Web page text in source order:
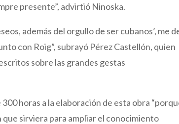
presente”, advirtió Ninoska.
además del orgullo de ser cubanos’, me
con Roig”, subrayó Pérez Castellón, quien
sobre las grandes gestas
horas a la elaboración de esta obra
sirviera para ampliar el conocimiento